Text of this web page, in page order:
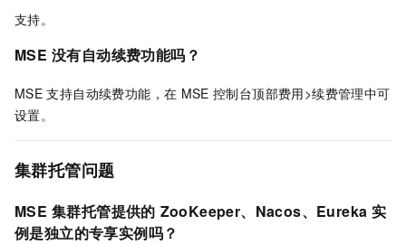
支持。
MSE 没有自动续费功能吗？
MSE 支持自动续费功能，在 MSE 控制台顶部费用>续费管理中可
设置。
集群托管问题
MSE 集群托管提供的 ZooKeeper、Nacos、Eureka 实
例是独立的专享实例吗？